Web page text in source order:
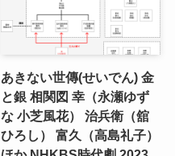
あきない世傳(せいでん) 金
と銀 相関図 幸（永瀬ゆず
な 小芝風花） 治兵衛（舘
ひろし） 富久（高島礼子）